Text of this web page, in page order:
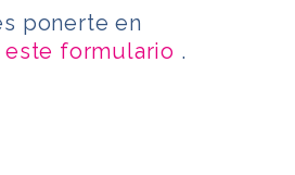
ponerte en
este formulario .